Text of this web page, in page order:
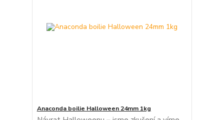
Anaconda boilie Halloween 24mm 1kg